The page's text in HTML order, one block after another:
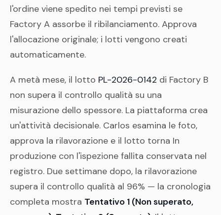
l'ordine viene spedito nei tempi previsti se
Factory A assorbe il ribilanciamento. Approva
l'allocazione originale; i lotti vengono creati
automaticamente.
A metà mese, il lotto PL-2026-0142 di Factory B
non supera il controllo qualità su una
misurazione dello spessore. La piattaforma crea
un'attività decisionale. Carlos esamina le foto,
approva la rilavorazione e il lotto torna In
produzione con l'ispezione fallita conservata nel
registro. Due settimane dopo, la rilavorazione
supera il controllo qualità al 96% — la cronologia
completa mostra Tentativo 1 (Non superato,